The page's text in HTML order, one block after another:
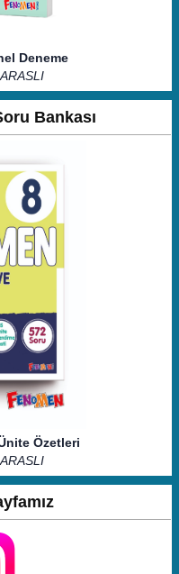
Deneme
Bankası
Özetleri